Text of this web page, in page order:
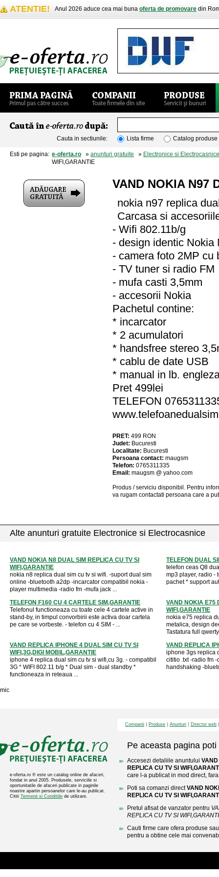
ATENTIE! Anul 2026 aduce cea mai buna oferta de promovare din
Cauta in sectiunile: Lista firme Catalog produse
Esti pe pagina: e-oferta.ro » anunturi gratuite » Electronice si Electrocasnice
WIFI,GARANTIE
VAND NOKIA N97
nokia n97 replica
Carcasa si
- Wifi 802.11b/g
- design identic Nokia
- camera foto 2MP cu
- TV tuner si radio FM
- mufa casti 3,5mm
- accesorii Nokia
Pachetul contine:
* incarcator
* 2 acumulatori
* handsfree stereo
* cablu de date USB
* manual in lb.
Pret 499lei
TELEFON
PRET: 499 RON
Judet: Bucuresti
Localitate: Bucuresti
Persoana contact: maugsm
Telefon: 0765311335
Email: maugsm @ yahoo.com
Produs / serviciu disponibil . Pentru
va rugam contactati persoana care a
Alte anunturi gratuite Electronice si Electrocasnice
VAND NOKIA N8 DUAL SIM REPLICA CU TV SI
WIFI,GARANTIE
nokia n8 replica dual sim cu tv si wifi. -suport dual sim
online -bluetooth a2dp -incarcator compatibil nokia -
player multimedia -radio fm -mufa jack ...
TELEFON DUAL
telefon ceas Q8
mp3 player, radio -
pachet * support
TELEFON F160 CU 4 CARTELE SIM,GARANTIE
Telefonul functioneaza cu toate cele 4 cartele active in
stand-by, in timpul convorbirii este activa doar cartela
pe care se vorbeste. - telefon cu 4 SIM - ...
VAND NOKIA E75
WIFI,GARANTIE
nokia e75 replica
metalica, design
Tastatura full
VAND REPLICA IPHONE 4 DUAL SIM CU TV SI
WIFI,3G,DIGI MOBIL,GARANTIE
iphone 4 replica dual sim cu tv si wifi,cu 3g. - compatibil
3G * WIFI 802.11 b/g * Dual sim - dual standby *
functioneaza in reteaua ...
VAND REPLICA
iphone 3gs replica
cititio .txt -radio fm
handshaking -
mic
e-oferta.ro ® este un catalog online de afaceri,
fondat in anul 2005. Produsele, serviciile si
oportunitatile de afaceri publicate in paginile
noastre apartin persoanelor care le-au publicat.
Cititi Termenii si Conditiile de utilizare.
Companii Produse Anunturi Director web
Pe aceasta pagina poti
Accesezi detaliile anuntului
REPLICA CU TV SI
care l-a publicat in mod direct,
Poti sa comanzi directVAND
REPLICA CU TV SI
Pretul afisat de vanzator pentru
REPLICA CU TV SI
Cauti firme care ofera produse
pentru a obtine cele mai